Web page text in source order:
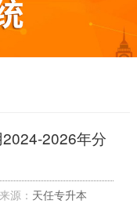
2026年分
源： 天任专升本